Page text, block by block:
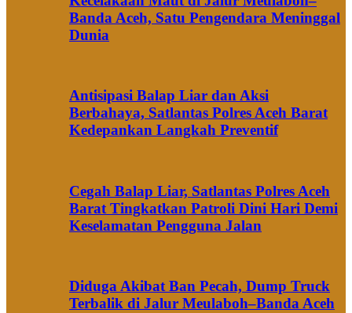
Banda Aceh, Satu Pengendara Meninggal
Dunia
Antisipasi Balap Liar dan Aksi
Berbahaya, Satlantas Polres Aceh Barat
Kedepankan Langkah Preventif
Cegah Balap Liar, Satlantas Polres Aceh
Barat Tingkatkan Patroli Dini Hari Demi
Keselamatan Pengguna Jalan
Diduga Akibat Ban Pecah, Dump Truck
Terbalik di Jalur Meulaboh–Banda Aceh